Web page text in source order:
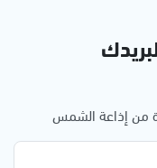
من إذاعة الشمس